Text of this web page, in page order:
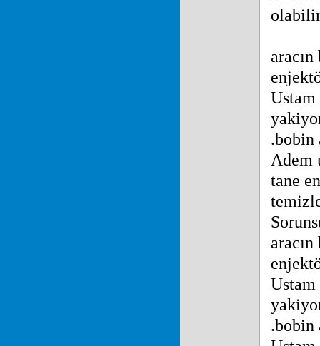
.bobin
Adem
tane
.bobin